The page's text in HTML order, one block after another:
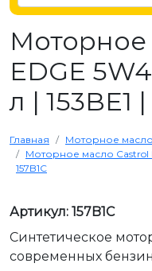
Моторное
EDGE
л | 153BE1 |
Главная
Моторное масло
Моторное масло Castrol
157B1C
Артикул: 157B1C
Синтетическое
современных